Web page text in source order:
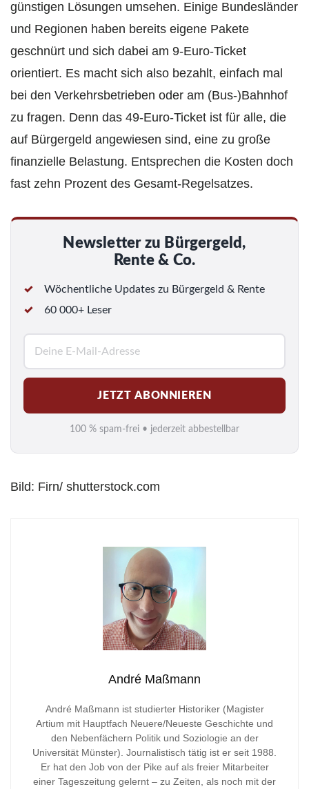
günstigen Lösungen umsehen. Einige Bundesländer
und Regionen haben bereits eigene Pakete
geschnürt und sich dabei am 9-Euro-Ticket
orientiert. Es macht sich also bezahlt, einfach mal
bei den Verkehrsbetrieben oder am (Bus-)Bahnhof
zu fragen. Denn das 49-Euro-Ticket ist für alle, die
auf Bürgergeld angewiesen sind, eine zu große
finanzielle Belastung. Entsprechen die Kosten doch
fast zehn Prozent des Gesamt-Regelsatzes.
Newsletter zu Bürgergeld,
Rente & Co.
Wöchentliche Updates zu Bürgergeld & Rente
60 000+ Leser
M
a
i
l
*
JETZT ABONNIEREN
100 % spam-frei • jederzeit abbestellbar
Bild: Firn/ shutterstock.com
André Maßmann
André Maßmann ist studierter Historiker (Magister
Artium mit Hauptfach Neuere/Neueste Geschichte und
den Nebenfächern Politik und Soziologie an der
Universität Münster). Journalistisch tätig ist er seit 1988.
Er hat den Job von der Pike auf als freier Mitarbeiter
einer Tageszeitung gelernt – zu Zeiten, als noch mit der